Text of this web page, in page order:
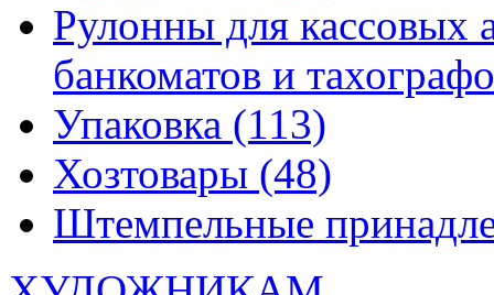
Рулонны для кассовых
банкоматов и
Упаковка (113)
Хозтовары (48)
Штемпельные